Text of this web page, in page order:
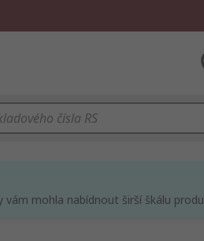
mohla nabídnout širší škálu